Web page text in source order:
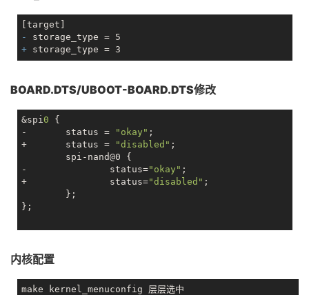
-
+
BOARD.DTS/UBOOT-BOARD.DTS修改
&spi0 {
-	status =
"okay" ;
+	status =
"disabled" ;
-		status="okay" ;
+		status="disabled" ;
};
内核配置
make kernel_menuconfig 层层选中